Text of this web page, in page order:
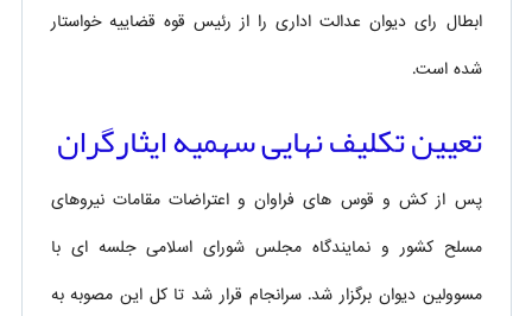
ابطال رای دیوان عدالت اداری را از رئیس قوه قضاییه خواستار
شده است.
تعیین تکلیف نهایی سهمیه ایثارگران
پس از کش و قوس های فراوان و اعتراضات مقامات نیروهای
مسلح کشور و نمایندگاه مجلس شورای اسلامی جلسه ای با
مسوولین دیوان برگزار شد. سرانجام قرار شد تا کل این مصوبه به